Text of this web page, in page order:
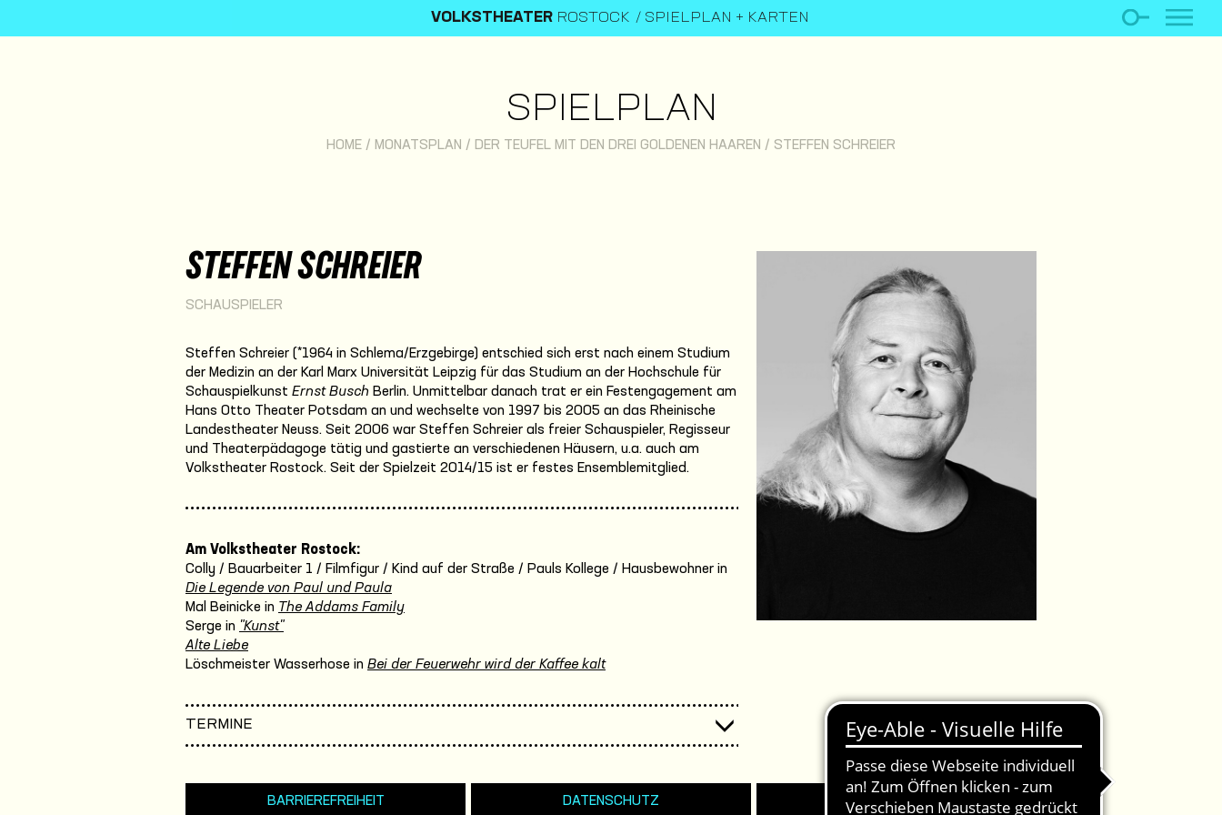
VOLKSTHEATER ROSTOCK SPIELPLAN + KARTEN
SPIELPLAN
HOME / MONATSPLAN / DER TEUFEL MIT DEN DREI GOLDENEN HAAREN / STEFFEN SCHREIER
STEFFEN SCHREIER
SCHAUSPIELER
Steffen Schreier (*1964 in Schlema/Erzgebirge) entschied sich erst nach einem Studium
der Medizin an der Karl Marx Universität Leipzig für das Studium an der Hochschule für
Schauspielkunst Ernst Busch Berlin. Unmittelbar danach trat er ein Festengagement am
Hans Otto Theater Potsdam an und wechselte von 1997 bis 2005 an das Rheinische
Landestheater Neuss. Seit 2006 war Steffen Schreier als freier Schauspieler, Regisseur
und Theaterpädagoge tätig und gastierte an verschiedenen Häusern, u.a. auch am
Volkstheater Rostock. Seit der Spielzeit 2014/15 ist er festes Ensemblemitglied.
Am Volkstheater Rostock:
Colly / Bauarbeiter 1 / Filmfigur / Kind auf der Straße / Pauls Kollege / Hausbewohner in
Die Legende von Paul und Paula
Mal Beinicke in The Addams Family
Serge in "Kunst"
Alte Liebe
Löschmeister Wasserhose in Bei der Feuerwehr wird der Kaffee kalt
TERMINE
BARRIEREFREIHEIT DATENSCHUTZ IMPRESSUM